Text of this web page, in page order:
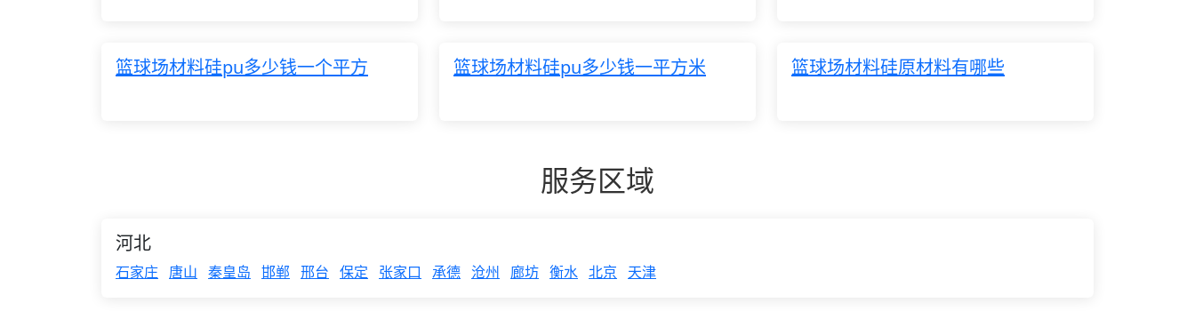
篮球场材料硅pu多少钱一个平方 篮球场材料硅pu多少钱一平方米 篮球场材料硅原材料有哪些
服务区域
河北
石家庄 唐山 秦皇岛 邯郸 邢台 保定 张家口 承德 沧州 廊坊 衡水 北京 天津